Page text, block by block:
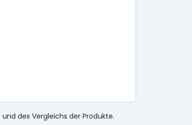
des Vergleichs der Produkte.